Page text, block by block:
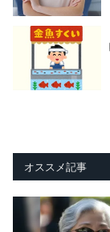
オススメ記事